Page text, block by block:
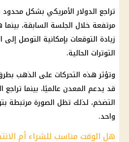
تراجع الدولارالأمريكي بشكل
مرتفعة خلال الجلسة السابقة،
زيادة التوقعات بإمكانية التوصل
التوترات الحالية.
وتؤثر هذه التحركات على الذهب
قد يدعم المعدن عالميًا، بينما
التضخم، لذلك تظل الصورة مرتبطة
واحد.
هل الوقت مناسب للشراء أم